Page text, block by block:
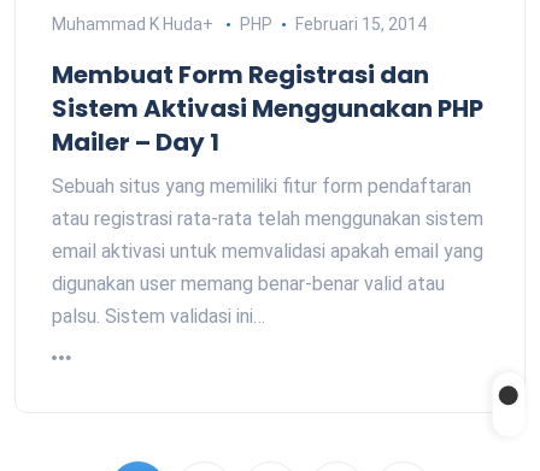
Muhammad K Huda+ PHP Februari 15, 2014
Membuat Form Registrasi dan
Sistem Aktivasi Menggunakan PHP
Mailer – Day 1
Sebuah situs yang memiliki fitur form pendaftaran
atau registrasi rata-rata telah menggunakan sistem
email aktivasi untuk memvalidasi apakah email yang
digunakan user memang benar-benar valid atau
palsu. Sistem validasi ini…